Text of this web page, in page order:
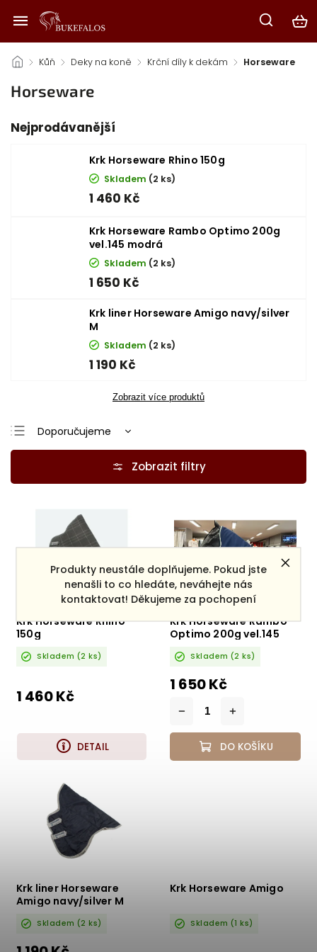
Produkty neustále doplňujeme. Pokud jste
nenašli to co hledáte, neváhejte nás
kontaktovat! Děkujeme za pochopení
/ Kůň / Deky na koně / Krční díly k dekám / Horseware
Horseware
Nejprodávanější
Krk Horseware Rhino 150g
Skladem (2 ks)
1 460 Kč
Krk Horseware Rambo Optimo 200g
vel.145 modrá
Skladem (2 ks)
1 650 Kč
Krk liner Horseware Amigo navy/silver
M
Skladem (2 ks)
1 190 Kč
Zobrazit více produktů
Doporučujeme
Nejlevnější
Abecedně
Krk Horseware Rhino
150g
Skladem (2 ks)
1 460 Kč
DETAIL
Krk Horseware Rambo
Optimo 200g vel.145
Skladem (2 ks)
1 650 Kč
DO KOŠÍKU
Krk liner Horseware
Amigo navy/silver M
Skladem (2 ks)
Krk Horseware Amigo
Skladem (1 ks)